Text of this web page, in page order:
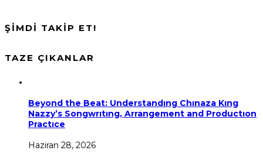
ŞİMDİ TAKİP ET!
TAZE ÇIKANLAR
Beyond the Beat: Understandıng Chınaza Kıng
Nazzy’s Songwrıtıng, Arrangement and Productıon
Practıce
Haziran 28, 2026